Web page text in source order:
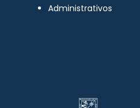
Administrativos